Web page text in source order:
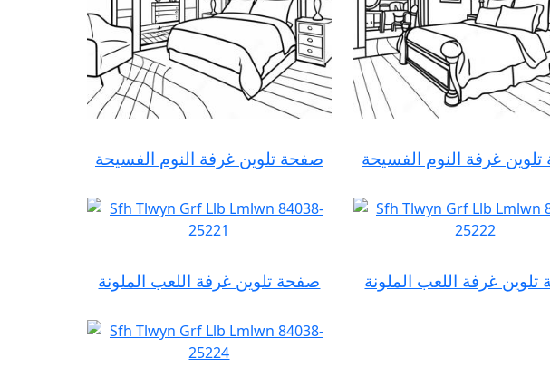
صفحة تلوين غرفة النوم الفسيحة غرفة النوم الفسيحة
صفحة تلوين غرفة اللعب الملونة غرفة اللعب الملونة